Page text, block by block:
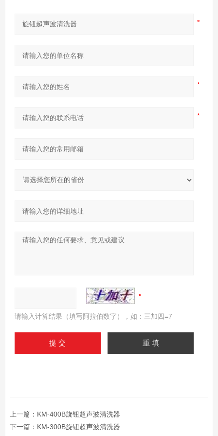
请输入计算结果（填写阿拉伯数字），如：三加四=7
上一篇： KM-400B旋钮超声波清洗器
下一篇： KM-300B旋钮超声波清洗器